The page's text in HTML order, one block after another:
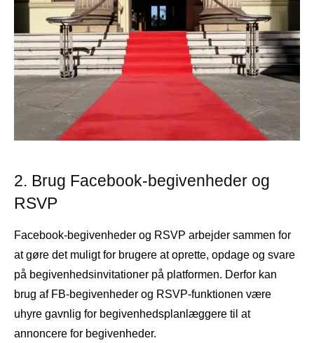
2. Brug Facebook-begivenheder og
RSVP
Facebook-begivenheder og RSVP arbejder sammen for
at gøre det muligt for brugere at oprette, opdage og svare
på begivenhedsinvitationer på platformen. Derfor kan
brug af FB-begivenheder og RSVP-funktionen være
uhyre gavnlig for begivenhedsplanlæggere til at
annoncere for begivenheder.